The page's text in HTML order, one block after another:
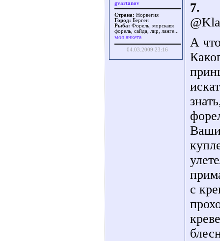
gvartanov
Страна: Норвегия
Город: Берген
Рыба: Форель, морскавя
форель, сайда, лир, ланге...
моя анкета
04.03.2009 23:16
7.
А
Ваши
с